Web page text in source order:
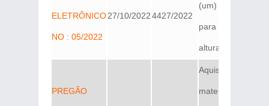
ELETRÔNICO
NO : 05/2022
27/10/2022 4427/2022
(um) equipamento
para trabalho em
altura den...
PREGÃO
Aquisição de
materiais